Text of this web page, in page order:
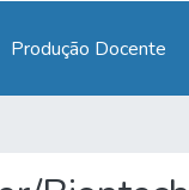
Produção Docente